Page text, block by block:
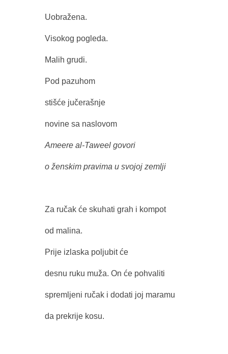
Uobražena.
Visokog pogleda.
Malih grudi.
Pod pazuhom
stišće jučerašnje
novine sa naslovom
Ameere al-Taweel govori
o ženskim pravima u svojoj zemlji
Za ručak će skuhati grah i kompot
od malina.
Prije izlaska poljubit će
desnu ruku muža. On će pohvaliti
spremljeni ručak i dodati joj maramu
da prekrije kosu.